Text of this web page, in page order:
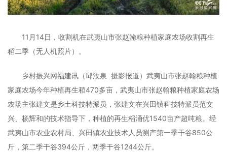
11月14日，收割机在武夷山市张赵翰粮种植家庭农场收割再生
稻二季（无人机照片）。
乡村振兴网福建讯（邱汝泉 摄影报道）武夷山市张赵翰粮种植
家庭农场今年种植再生稻470多亩，武夷山市张赵翰粮种植家庭农场
农场主张建文是乡土科技特派员，张建文在兴田镇科技特派员范文
兴、杨辉和的技术指导下，种植的再生稻涌优1540亩产超吨粮。经
武夷山市农业农村局、兴田镇农业技术人员测产第一季干谷850公
斤，第二季干谷394公斤，两季干谷1244公斤。